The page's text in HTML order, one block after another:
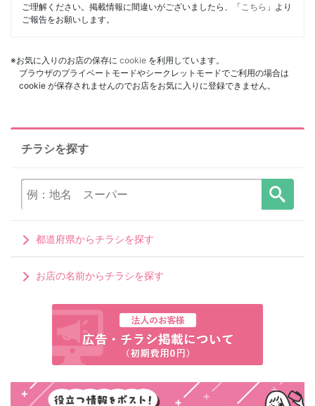
ご理解ください。掲載情報に間違いがございましたら、「 こちら 」より
ご報告をお願いします。
※お気に入りのお店の保存に cookie を利用しています。
ブラウザのプライベートモードやシークレットモードでご利用の場合は
cookie が保存されませんのでお店をお気に入りに登録できません。
チラシを探す
都道府県からチラシを探す
お店の名前からチラシを探す